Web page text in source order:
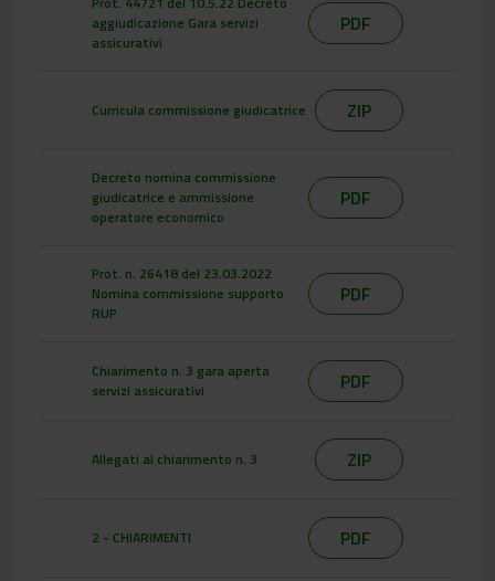
aggiudicazione Gara servizi
assicurativi
PDF
Curricula commissione giudicatrice ZIP
Decreto nomina commissione
giudicatrice e ammissione
operatore economico
PDF
Prot. n. 26418 del 23.03.2022
Nomina commissione supporto
RUP
PDF
Chiarimento n. 3 gara aperta
servizi assicurativi
PDF
Allegati al chiarimento n. 3 ZIP
2 - CHIARIMENTI PDF